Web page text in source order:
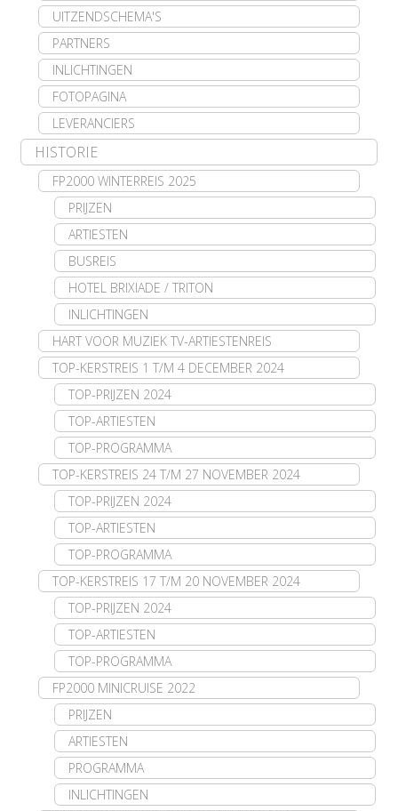
UITZENDSCHEMA'S
PARTNERS
INLICHTINGEN
FOTOPAGINA
LEVERANCIERS
HISTORIE
FP2000 WINTERREIS 2025
PRIJZEN
ARTIESTEN
BUSREIS
HOTEL BRIXIADE / TRITON
INLICHTINGEN
HART VOOR MUZIEK TV-ARTIESTENREIS
TOP-KERSTREIS 1 T/M 4 DECEMBER 2024
TOP-PRIJZEN 2024
TOP-ARTIESTEN
TOP-PROGRAMMA
TOP-KERSTREIS 24 T/M 27 NOVEMBER 2024
TOP-PRIJZEN 2024
TOP-ARTIESTEN
TOP-PROGRAMMA
TOP-KERSTREIS 17 T/M 20 NOVEMBER 2024
TOP-PRIJZEN 2024
TOP-ARTIESTEN
TOP-PROGRAMMA
FP2000 MINICRUISE 2022
PRIJZEN
ARTIESTEN
PROGRAMMA
INLICHTINGEN